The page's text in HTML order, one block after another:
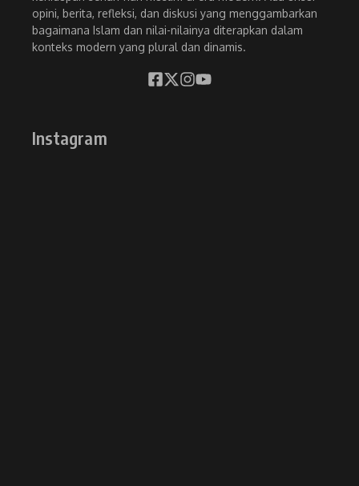
opini, berita, refleksi, dan diskusi yang menggambarkan
bagaimana Islam dan nilai-nilainya diterapkan dalam
konteks modern yang plural dan dinamis.
Instagram